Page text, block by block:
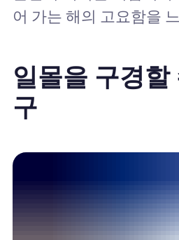
어 가는 해의 고요함을
일몰을 구경할
구